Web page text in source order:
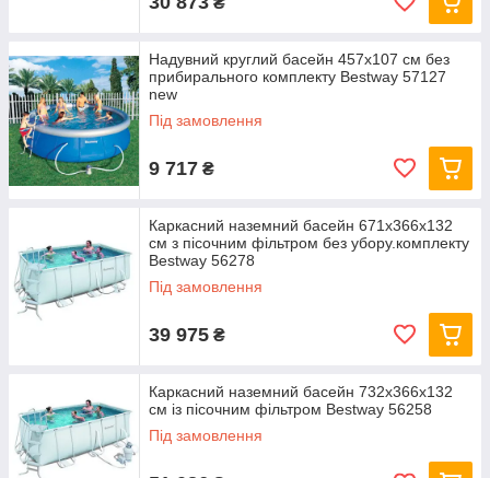
Надувний круглий басейн 457х107 см без
прибирального комплекту Bestway 57127
new
Під замовлення
9 717 ₴
Каркасний наземний басейн 671x366x132
см з пісочним фільтром без убору.комплекту
Bestway 56278
Під замовлення
39 975 ₴
Каркасний наземний басейн 732x366х132
см із пісочним фільтром Bestway 56258
Під замовлення